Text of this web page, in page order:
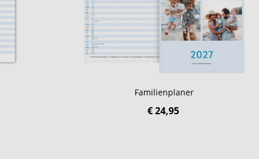
Familienplaner
€ 24,95